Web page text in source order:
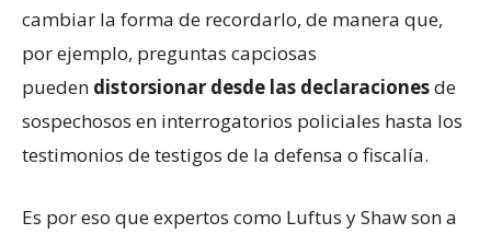
cambiar la forma de recordarlo, de manera que,
por ejemplo, preguntas capciosas
pueden distorsionar desde las declaracionesde
sospechosos en interrogatorios policiales hasta los
testimonios de testigos de la defensa o fiscalía.
Es por eso que expertos como Luftus y Shaw son a